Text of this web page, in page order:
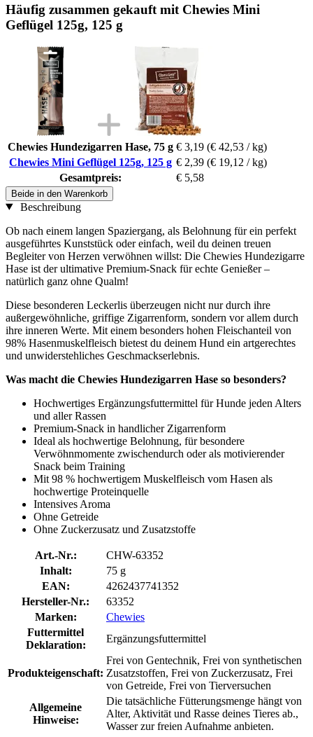
Häufig zusammen gekauft mit Chewies Mini
Geflügel 125g, 125 g
Chewies Hundezigarren Hase, 75 g € 3,19 (€ 42,53 / kg)
Chewies Mini Geflügel 125g, 125 g € 2,39 (€ 19,12 / kg)
Gesamtpreis:
€ 5,58
Beide in den Warenkorb
Beschreibung
Ob nach einem langen Spaziergang, als Belohnung für ein perfekt
ausgeführtes Kunststück oder einfach, weil du deinen treuen
Begleiter von Herzen verwöhnen willst: Die Chewies Hundezigarre
Hase ist der ultimative Premium-Snack für echte Genießer –
natürlich ganz ohne Qualm!
Diese besonderen Leckerlis überzeugen nicht nur durch ihre
außergewöhnliche, griffige Zigarrenform, sondern vor allem durch
ihre inneren Werte. Mit einem besonders hohen Fleischanteil von
98% Hasenmuskelfleisch bietest du deinem Hund ein artgerechtes
und unwiderstehliches Geschmackserlebnis.
Was macht die Chewies Hundezigarren Hase so besonders?
Hochwertiges Ergänzungsfuttermittel für Hunde jeden Alters
und aller Rassen
Premium-Snack in handlicher Zigarrenform
Ideal als hochwertige Belohnung, für besondere
Verwöhnmomente zwischendurch oder als motivierender
Snack beim Training
Mit 98 % hochwertigem Muskelfleisch vom Hasen als
hochwertige Proteinquelle
Intensives Aroma
Ohne Getreide
Ohne Zuckerzusatz und Zusatzstoffe
Art.-Nr.:
CHW-63352
Inhalt:
75 g
EAN:
4262437741352
Hersteller-Nr.:
63352
Marken:
Chewies
Futtermittel
Deklaration:
Ergänzungsfuttermittel
Produkteigenschaft:
Frei von Gentechnik, Frei von synthetischen
Zusatzstoffen, Frei von Zuckerzusatz, Frei
von Getreide, Frei von Tierversuchen
Allgemeine
Hinweise:
Die tatsächliche Fütterungsmenge hängt von
Alter, Aktivität und Rasse deines Tieres ab.,
Wasser zur freien Aufnahme anbieten.